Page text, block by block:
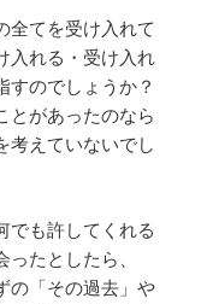
全てを受け入れて
入れる・受け入れ
すのでしょうか？
とがあったのなら
考えていないでし
でも許してくれる
たとしたら、
の「その過去」や